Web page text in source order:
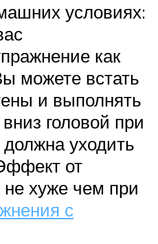
условиях:
как
можете встать
и выполнять
головой при
уходить
от
не хуже чем при
с